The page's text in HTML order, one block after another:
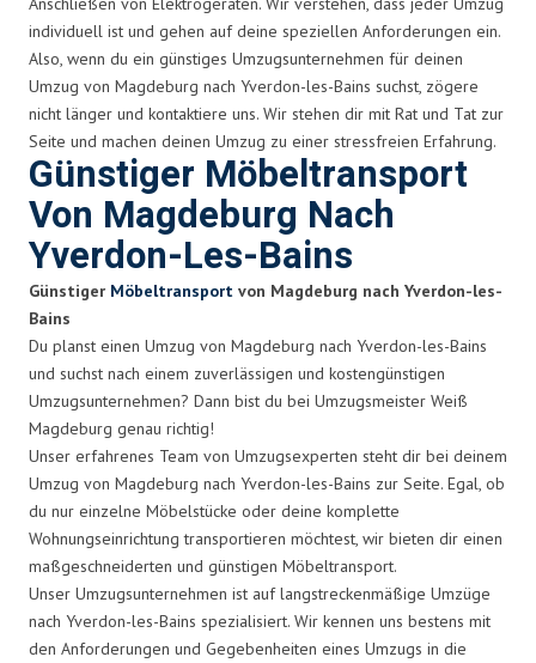
individuell ist und gehen auf deine speziellen Anforderungen ein.
Also, wenn du ein günstiges Umzugsunternehmen für deinen
Umzug von Magdeburg nach Yverdon-les-Bains suchst, zögere
nicht länger und kontaktiere uns. Wir stehen dir mit Rat und Tat zur
Seite und machen deinen Umzug zu einer stressfreien Erfahrung.
Günstiger Möbeltransport
Von Magdeburg Nach
Yverdon-Les-Bains
Günstiger Möbeltransport von Magdeburg nach Yverdon-les-
Bains
Du planst einen Umzug von Magdeburg nach Yverdon-les-Bains
und suchst nach einem zuverlässigen und kostengünstigen
Umzugsunternehmen? Dann bist du bei Umzugsmeister Weiß
Magdeburg genau richtig!
Unser erfahrenes Team von Umzugsexperten steht dir bei deinem
Umzug von Magdeburg nach Yverdon-les-Bains zur Seite. Egal, ob
du nur einzelne Möbelstücke oder deine komplette
Wohnungseinrichtung transportieren möchtest, wir bieten dir einen
maßgeschneiderten und günstigen Möbeltransport.
Unser Umzugsunternehmen ist auf langstreckenmäßige Umzüge
nach Yverdon-les-Bains spezialisiert. Wir kennen uns bestens mit
den Anforderungen und Gegebenheiten eines Umzugs in die